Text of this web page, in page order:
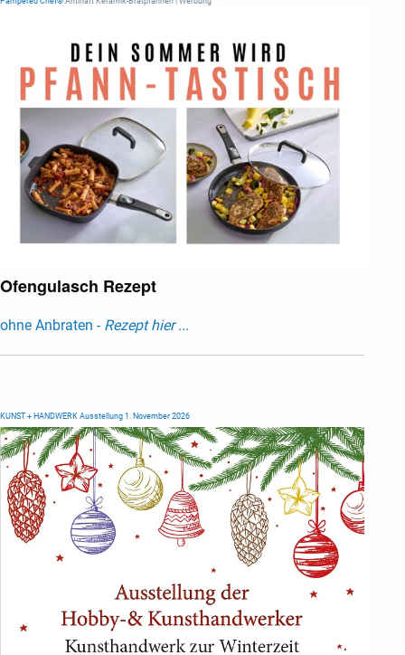
Ofengulasch Rezept
ohne Anbraten - Rezept hier ...
KUNST + HANDWERK Ausstellung 1. November 2026